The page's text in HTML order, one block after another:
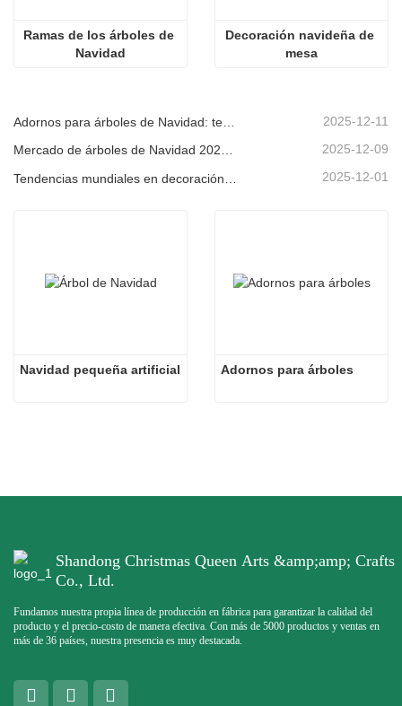
Ramas de los árboles de
Navidad
Decoración navideña de
mesa
2025-12-11
Mercado de árboles de Navidad 2025: Tendencias, tecnologías y guía de compras para compradores B2B 2025-12-09
2025-12-01
Navidad pequeña artificial Adornos para árboles
Shandong Christmas Queen Arts &amp;amp; Crafts
Co., Ltd.
Fundamos nuestra propia línea de producción en fábrica para garantizar la calidad del
producto y el precio-costo de manera efectiva. Con más de 5000 productos y ventas en
más de 36 países, nuestra presencia es muy destacada.